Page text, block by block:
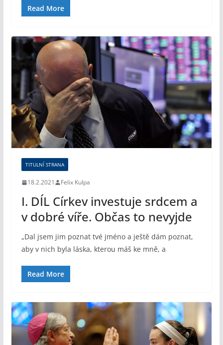
Read More
TITULNÍ STRANA
18.2.2021 Felix Kulpa
I. DÍL Církev investuje srdcem a
v dobré víře. Občas to nevyjde
„Dal jsem jim poznat tvé jméno a ještě dám poznat,
aby v nich byla láska, kterou máš ke mně, a
Read More